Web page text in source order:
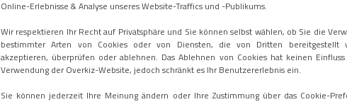
Online-Erlebnisse & Analyse unseres Website-Traffics und -Publikums.
Wir respektieren Ihr Recht auf Privatsphäre und Sie können selbst wählen, ob Sie die
bestimmter Arten von Cookies oder von Diensten, die von Dritten bereitgestellt
akzeptieren, überprüfen oder ablehnen. Das Ablehnen von Cookies hat keinen
Verwendung der Overkiz-Website, jedoch schränkt es Ihr Benutzererlebnis ein.
Sie können jederzeit Ihre Meinung ändern oder Ihre Zustimmung über das Cookie-